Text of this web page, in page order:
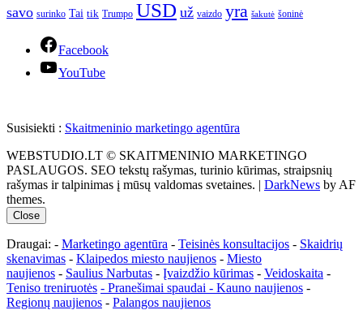
savo surinko Tai tik Trumpo USD už vaizdo yra šakutė šoninė
Facebook
YouTube
Susisiekti : Skaitmeninio marketingo agentūra
WEBSTUDIO.LT © SKAITMENINIO MARKETINGO
PASLAUGOS. SEO tekstų rašymas, turinio kūrimas, straipsnių
rašymas ir talpinimas į mūsų valdomas svetaines. | DarkNews by AF
themes.
Close
Draugai: - Marketingo agentūra - Teisinės konsultacijos - Skaidrių
skenavimas - Klaipedos miesto naujienos - Miesto
naujienos - Saulius Narbutas - Įvaizdžio kūrimas - Veidoskaita -
Teniso treniruotės - Pranešimai spaudai - Kauno naujienos -
Regionų naujienos - Palangos naujienos